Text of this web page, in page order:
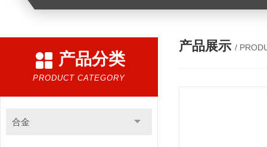
产品分类
PRODUCT CATEGORY
合金
产品展示 /